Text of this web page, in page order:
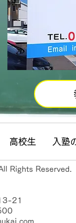
高校生 入塾
Rights Reserved.
21